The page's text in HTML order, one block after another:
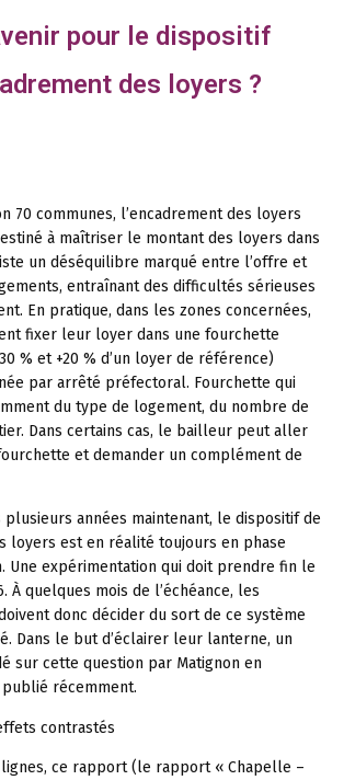
pour le dispositif
des loyers ?
70 communes, l’encadrement des loyers
à maîtriser le montant des loyers dans
un déséquilibre marqué entre l’offre et
entraînant des difficultés sérieuses
En pratique, dans les zones concernées,
fixer leur loyer dans une fourchette
% et +20 % d’un loyer de référence)
par arrêté préfectoral. Fourchette qui
du type de logement, du nombre de
Dans certains cas, le bailleur peut aller
et demander un complément de
plusieurs années maintenant, le dispositif de
loyers est en réalité toujours en phase
Une expérimentation qui doit prendre fin le
À quelques mois de l’échéance, les
donc décider du sort de ce système
Dans le but d’éclairer leur lanterne, un
sur cette question par Matignon en
récemment.
contrastés
lignes, ce rapport (le rapport « Chapelle –